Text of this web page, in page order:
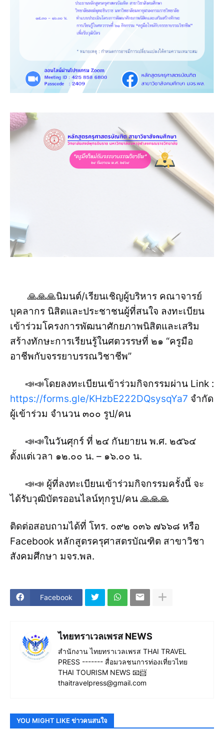
🙏🙏🙏นิมนต์/เรียนเชิญผู้บริหาร คณาจารย์
บุคลากร นิสิตและประชาชนผู้ที่สนใจ ลงทะเบียน
เข้าร่วมโครงการพัฒนาศักยภาพนิสิตและเสริม
สร้างทักษะการเรียนรู้ในศตวรรษที่ ๒๑ “ครูมือ
อาชีพกับจรรยาบรรณวิชาชีพ”
📣📣โดยลงทะเบียนเข้าร่วมกิจกรรมผ่าน Link :
https://forms.gle/KHzbE222DQsysqYa7 จำกัด
ผู้เข้าร่วม จำนวน ๓๐๐ รูป/คน
📣📣ในวันศุกร์ ที่ ๒๔ กันยายน พ.ศ. ๒๕๖๔
ตั้งแต่เวลา ๑๒.๐๐ น. – ๑๖.๐๐ น.
📣📣 ผู้ที่ลงทะเบียนเข้าร่วมกิจกรรมครั้งนี้ จะ
ได้รับวุฒิบัตรออนไลน์ทุกรูป/คน 🙏🙏🙏
ติดต่อสอบถามได้ที่ โทร. ๐๙๒ ๐๓๖ ๗๖๖๘ หรือ
Facebook หลักสูตรครุศาสตรบัณฑิต สาขาวิชา
สังคมศึกษา มจร.พล.
Facebook
ไทยทราเวลเพรส NEWS
สำนักงาน ไทยทราเวลเพรส THAI TRAVEL
PRESS ------- สื่อมวลชนการท่องเที่ยวไทย
THAI TOURISM NEWS 📧📨
thaitravelpress@gmail.com
YOU MIGHT LIKE ข่าวคนสนใจ